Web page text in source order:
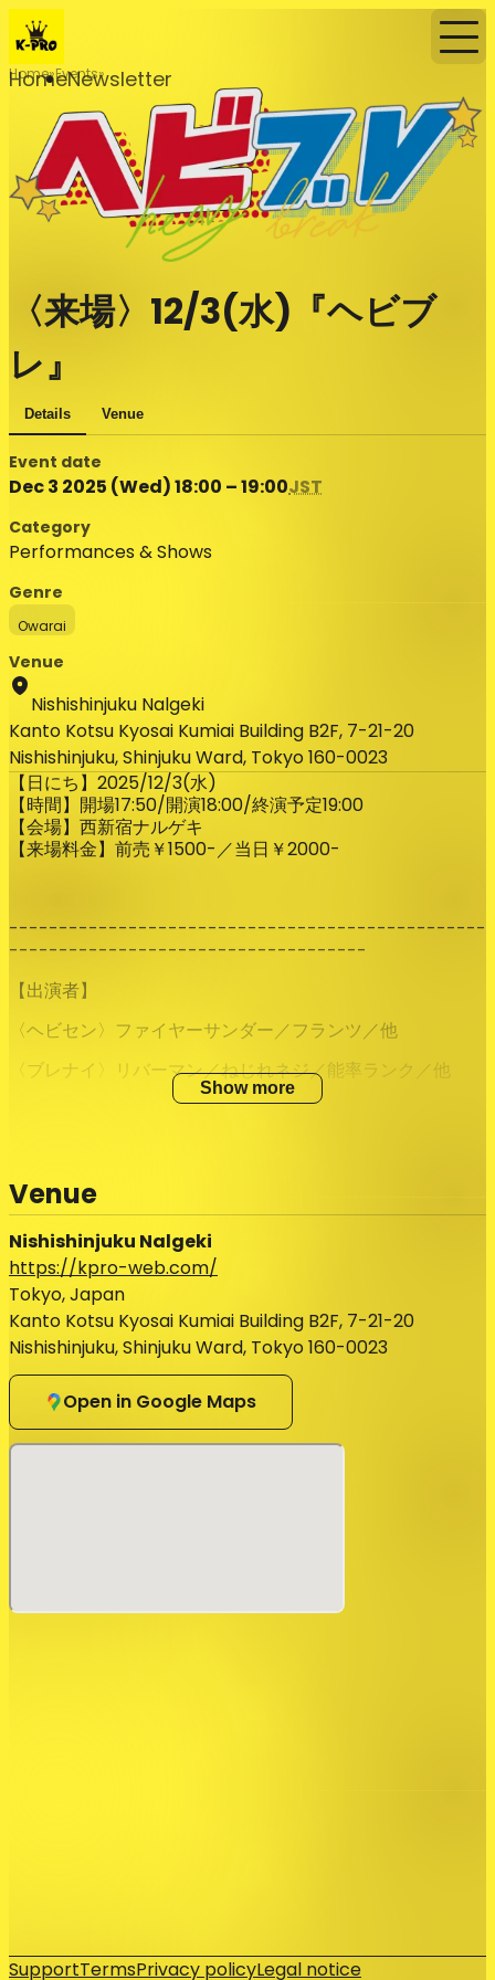
HomeNewsletter
Home Events
〈来場〉12/3(水)『ヘビブ
レ』
Details Venue
Event date
Dec 3 2025 (Wed) 18:00 – 19:00JST
Category
Performances & Shows
Genre
Owarai
Venue
Nishishinjuku Nalgeki
Kanto Kotsu Kyosai Kumiai Building B2F, 7-21-20
Nishishinjuku, Shinjuku Ward, Tokyo 160-0023
【日にち】2025/12/3(水)
【時間】開場17:50/開演18:00/終演予定19:00
【会場】西新宿ナルゲキ
【来場料金】前売￥1500-／当日￥2000-
------------------------------------------------
------------------------------------
【出演者】
〈ヘビセン〉ファイヤーサンダー／フランツ／他
〈ブレナイ〉リバーマン／ねじれネジ／能率ランク／他
------------------------------------------------
平日に開催しているネタ＆コーナーライブ「ブレナイ」と
「ヘビセン」がなんと同時開催！
一枚のチケットで、ブレナイとヘビセン両方お楽しみいただ
ける至福の1時間！
ヘビ＆ブレを見たことない方もこの機会に是非！！
★★★★★★★★★★★★★★★★★★★★★★★★★
※出演者は変更になる場合がございます。予めご了承下さ
※お客様の都合によるチケット払戻はできません。予めご了
承下さい。
タッフの案内にご協力ください。
Show more
Venue
Nishishinjuku Nalgeki
https://kpro-web.com/
Tokyo, Japan
Kanto Kotsu Kyosai Kumiai Building B2F, 7-21-20
Nishishinjuku, Shinjuku Ward, Tokyo 160-0023
Open in Google Maps
SupportTermsPrivacy policyLegal notice